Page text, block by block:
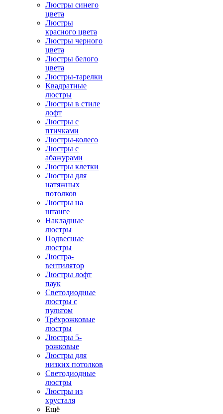
Люстры синего
цвета
Люстры
красного цвета
Люстры черного
цвета
Люстры белого
цвета
Люстры-тарелки
Квадратные
люстры
Люстры в стиле
лофт
Люстры с
птичками
Люстры-колесо
Люстры с
абажурами
Люстры клетки
Люстры для
натяжных
потолков
Люстры на
штанге
Накладные
люстры
Подвесные
люстры
Люстра-
вентилятор
Люстры лофт
паук
Светодиодные
люстры с
пультом
Трёхрожковые
люстры
Люстры 5-
рожковые
Люстры для
низких потолков
Cветодиодные
люстры
Люстры из
хрусталя
Ещё